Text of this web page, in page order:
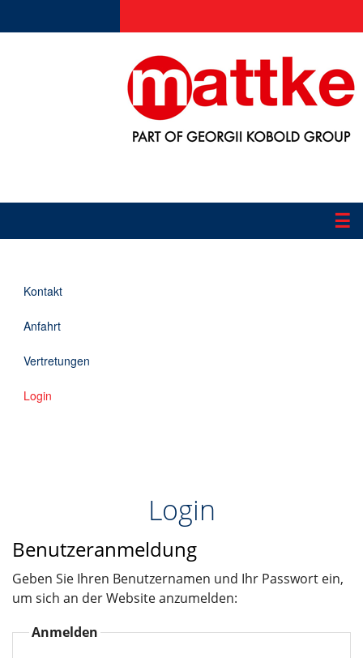
☰
Applikationen
Informationen
Downloads
Kontakt
Kontakt
Anfahrt
Vertretungen
Login
Login
Benutzeranmeldung
Geben Sie Ihren Benutzernamen und Ihr Passwort ein,
um sich an der Website anzumelden:
Anmelden